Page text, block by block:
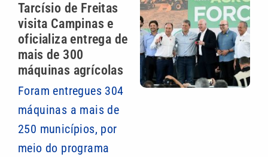
Tarcísio de Freitas
visita Campinas e
oficializa entrega de
mais de 300
máquinas agrícolas
Foram entregues 304
máquinas a mais de
250 municípios, por
meio do programa